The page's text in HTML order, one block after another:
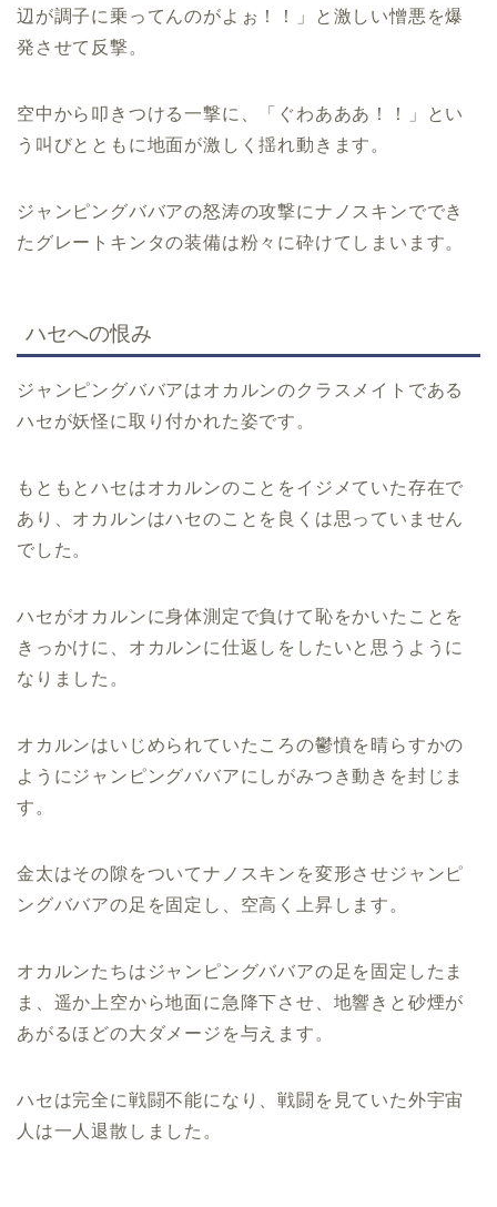
辺が調子に乗ってんのがよぉ！！」と激しい憎悪を爆
発させて反撃。
空中から叩きつける一撃に、「ぐわあああ！！」とい
う叫びとともに地面が激しく揺れ動きます。
ジャンピングババアの怒涛の攻撃にナノスキンででき
たグレートキンタの装備は粉々に砕けてしまいます。
ハセへの恨み
ジャンピングババアはオカルンのクラスメイトである
ハセが妖怪に取り付かれた姿です。
もともとハセはオカルンのことをイジメていた存在で
あり、オカルンはハセのことを良くは思っていません
でした。
ハセがオカルンに身体測定で負けて恥をかいたことを
きっかけに、オカルンに仕返しをしたいと思うように
なりました。
オカルンはいじめられていたころの鬱憤を晴らすかの
ようにジャンピングババアにしがみつき動きを封じま
す。
金太はその隙をついてナノスキンを変形させジャンピ
ングババアの足を固定し、空高く上昇します。
オカルンたちはジャンピングババアの足を固定したま
ま、遥か上空から地面に急降下させ、地響きと砂煙が
あがるほどの大ダメージを与えます。
ハセは完全に戦闘不能になり、戦闘を見ていた外宇宙
人は一人退散しました。